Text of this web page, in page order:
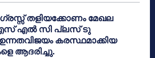
തളിയക്കോണം മേഖല
എസ് എൽ സി പ്ലസ് ടു
കരസ്ഥമാക്കിയ
ആദരിച്ചു.